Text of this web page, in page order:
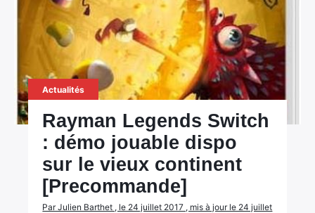
Actualités
Rayman Legends Switch
: démo jouable dispo
sur le vieux continent
[Precommande]
Par Julien Barthet , le 24 juillet 2017 , mis à jour le 24 juillet